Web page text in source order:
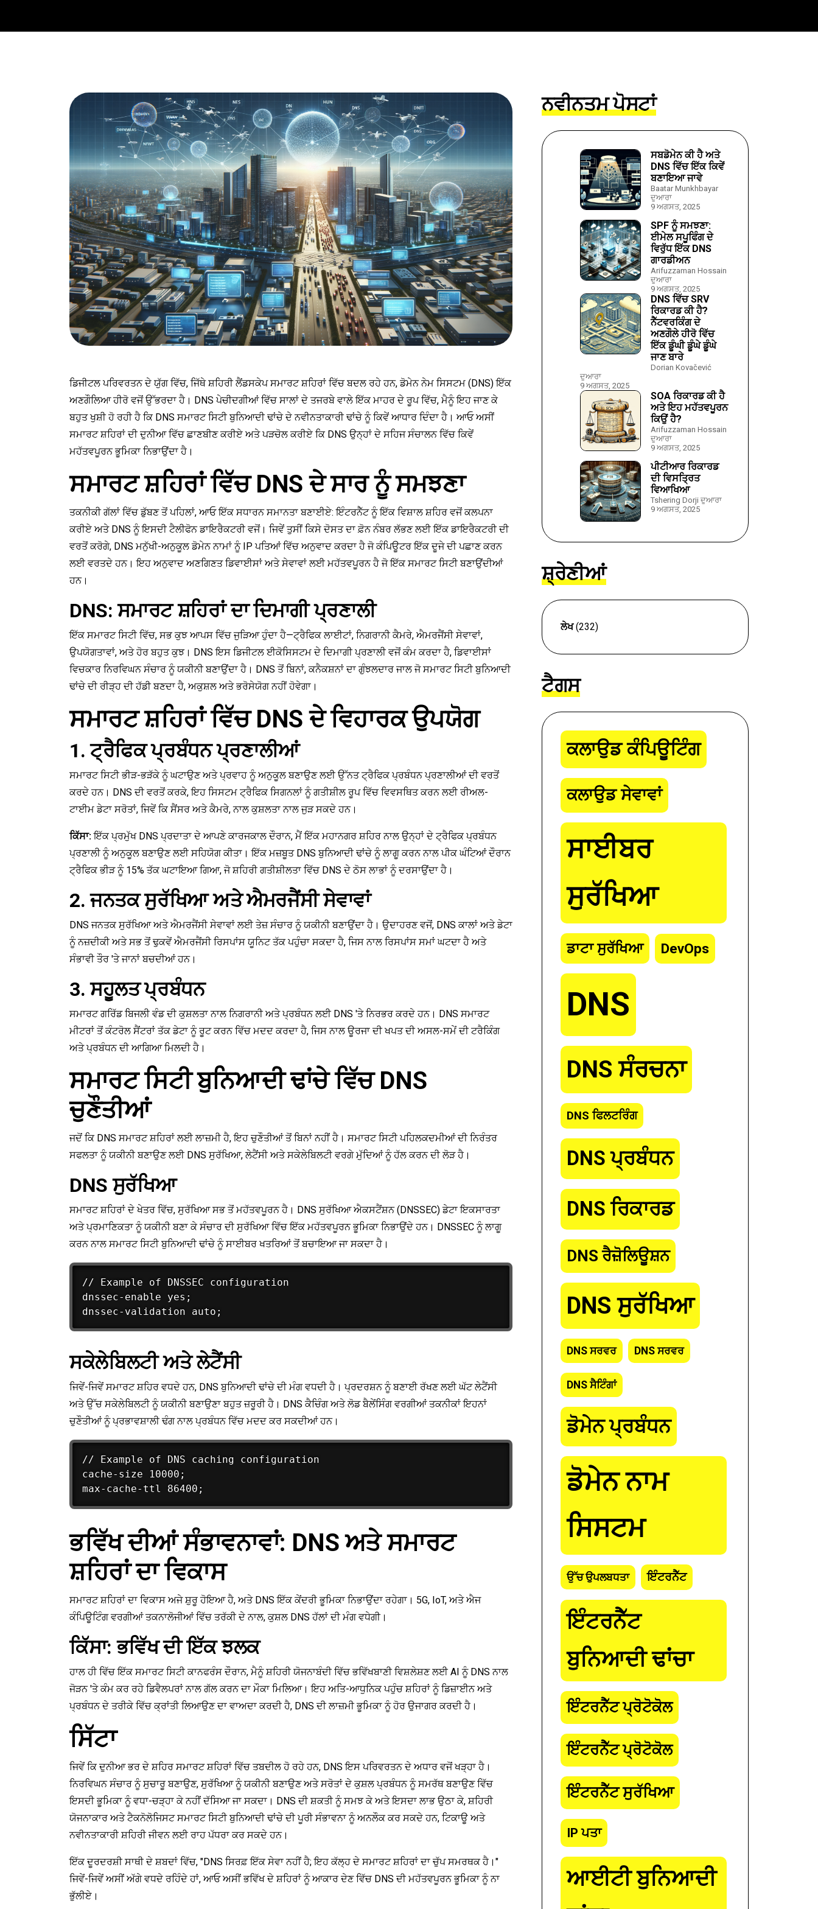
ਡਿਜੀਟਲ ਪਰਿਵਰਤਨ ਦੇ ਯੁੱਗ ਵਿੱਚ, ਜਿੱਥੇ ਸ਼ਹਿਰੀ ਲੈਂਡਸਕੇਪ ਸਮਾਰਟ ਸ਼ਹਿਰਾਂ ਵਿੱਚ ਬਦਲ ਰਹੇ ਹਨ, ਡੋਮੇਨ ਨੇਮ ਸਿਸਟਮ (DNS) ਇੱਕ
ਅਣਗੌਲਿਆ ਹੀਰੋ ਵਜੋਂ ਉੱਭਰਦਾ ਹੈ। DNS ਪੇਚੀਦਗੀਆਂ ਵਿੱਚ ਸਾਲਾਂ ਦੇ ਤਜਰਬੇ ਵਾਲੇ ਇੱਕ ਮਾਹਰ ਦੇ ਰੂਪ ਵਿੱਚ, ਮੈਨੂੰ ਇਹ ਜਾਣ ਕੇ
ਬਹੁਤ ਖੁਸ਼ੀ ਹੋ ਰਹੀ ਹੈ ਕਿ DNS ਸਮਾਰਟ ਸਿਟੀ ਬੁਨਿਆਦੀ ਢਾਂਚੇ ਦੇ ਨਵੀਨਤਾਕਾਰੀ ਢਾਂਚੇ ਨੂੰ ਕਿਵੇਂ ਆਧਾਰ ਦਿੰਦਾ ਹੈ। ਆਓ ਅਸੀਂ
ਸਮਾਰਟ ਸ਼ਹਿਰਾਂ ਦੀ ਦੁਨੀਆ ਵਿੱਚ ਛਾਣਬੀਣ ਕਰੀਏ ਅਤੇ ਪੜਚੋਲ ਕਰੀਏ ਕਿ DNS ਉਨ੍ਹਾਂ ਦੇ ਸਹਿਜ ਸੰਚਾਲਨ ਵਿੱਚ ਕਿਵੇਂ
ਮਹੱਤਵਪੂਰਨ ਭੂਮਿਕਾ ਨਿਭਾਉਂਦਾ ਹੈ।
ਸਮਾਰਟ ਸ਼ਹਿਰਾਂ ਵਿੱਚ DNS ਦੇ ਸਾਰ ਨੂੰ ਸਮਝਣਾ
ਤਕਨੀਕੀ ਗੱਲਾਂ ਵਿੱਚ ਡੁੱਬਣ ਤੋਂ ਪਹਿਲਾਂ, ਆਓ ਇੱਕ ਸਧਾਰਨ ਸਮਾਨਤਾ ਬਣਾਈਏ: ਇੰਟਰਨੈੱਟ ਨੂੰ ਇੱਕ ਵਿਸ਼ਾਲ ਸ਼ਹਿਰ ਵਜੋਂ ਕਲਪਨਾ
ਕਰੀਏ ਅਤੇ DNS ਨੂੰ ਇਸਦੀ ਟੈਲੀਫੋਨ ਡਾਇਰੈਕਟਰੀ ਵਜੋਂ। ਜਿਵੇਂ ਤੁਸੀਂ ਕਿਸੇ ਦੋਸਤ ਦਾ ਫ਼ੋਨ ਨੰਬਰ ਲੱਭਣ ਲਈ ਇੱਕ ਡਾਇਰੈਕਟਰੀ ਦੀ
ਵਰਤੋਂ ਕਰੋਗੇ, DNS ਮਨੁੱਖੀ-ਅਨੁਕੂਲ ਡੋਮੇਨ ਨਾਮਾਂ ਨੂੰ IP ਪਤਿਆਂ ਵਿੱਚ ਅਨੁਵਾਦ ਕਰਦਾ ਹੈ ਜੋ ਕੰਪਿਊਟਰ ਇੱਕ ਦੂਜੇ ਦੀ ਪਛਾਣ ਕਰਨ
ਲਈ ਵਰਤਦੇ ਹਨ। ਇਹ ਅਨੁਵਾਦ ਅਣਗਿਣਤ ਡਿਵਾਈਸਾਂ ਅਤੇ ਸੇਵਾਵਾਂ ਲਈ ਮਹੱਤਵਪੂਰਨ ਹੈ ਜੋ ਇੱਕ ਸਮਾਰਟ ਸਿਟੀ ਬਣਾਉਂਦੀਆਂ
ਹਨ।
DNS: ਸਮਾਰਟ ਸ਼ਹਿਰਾਂ ਦਾ ਦਿਮਾਗੀ ਪ੍ਰਣਾਲੀ
ਇੱਕ ਸਮਾਰਟ ਸਿਟੀ ਵਿੱਚ, ਸਭ ਕੁਝ ਆਪਸ ਵਿੱਚ ਜੁੜਿਆ ਹੁੰਦਾ ਹੈ—ਟ੍ਰੈਫਿਕ ਲਾਈਟਾਂ, ਨਿਗਰਾਨੀ ਕੈਮਰੇ, ਐਮਰਜੈਂਸੀ ਸੇਵਾਵਾਂ,
ਉਪਯੋਗਤਾਵਾਂ, ਅਤੇ ਹੋਰ ਬਹੁਤ ਕੁਝ। DNS ਇਸ ਡਿਜੀਟਲ ਈਕੋਸਿਸਟਮ ਦੇ ਦਿਮਾਗੀ ਪ੍ਰਣਾਲੀ ਵਜੋਂ ਕੰਮ ਕਰਦਾ ਹੈ, ਡਿਵਾਈਸਾਂ
ਵਿਚਕਾਰ ਨਿਰਵਿਘਨ ਸੰਚਾਰ ਨੂੰ ਯਕੀਨੀ ਬਣਾਉਂਦਾ ਹੈ। DNS ਤੋਂ ਬਿਨਾਂ, ਕਨੈਕਸ਼ਨਾਂ ਦਾ ਗੁੰਝਲਦਾਰ ਜਾਲ ਜੋ ਸਮਾਰਟ ਸਿਟੀ ਬੁਨਿਆਦੀ
ਢਾਂਚੇ ਦੀ ਰੀੜ੍ਹ ਦੀ ਹੱਡੀ ਬਣਦਾ ਹੈ, ਅਕੁਸ਼ਲ ਅਤੇ ਭਰੋਸੇਯੋਗ ਨਹੀਂ ਹੋਵੇਗਾ।
ਸਮਾਰਟ ਸ਼ਹਿਰਾਂ ਵਿੱਚ DNS ਦੇ ਵਿਹਾਰਕ ਉਪਯੋਗ
1. ਟ੍ਰੈਫਿਕ ਪ੍ਰਬੰਧਨ ਪ੍ਰਣਾਲੀਆਂ
ਸਮਾਰਟ ਸਿਟੀ ਭੀੜ-ਭੜੱਕੇ ਨੂੰ ਘਟਾਉਣ ਅਤੇ ਪ੍ਰਵਾਹ ਨੂੰ ਅਨੁਕੂਲ ਬਣਾਉਣ ਲਈ ਉੱਨਤ ਟ੍ਰੈਫਿਕ ਪ੍ਰਬੰਧਨ ਪ੍ਰਣਾਲੀਆਂ ਦੀ ਵਰਤੋਂ
ਕਰਦੇ ਹਨ। DNS ਦੀ ਵਰਤੋਂ ਕਰਕੇ, ਇਹ ਸਿਸਟਮ ਟ੍ਰੈਫਿਕ ਸਿਗਨਲਾਂ ਨੂੰ ਗਤੀਸ਼ੀਲ ਰੂਪ ਵਿੱਚ ਵਿਵਸਥਿਤ ਕਰਨ ਲਈ ਰੀਅਲ-
ਟਾਈਮ ਡੇਟਾ ਸਰੋਤਾਂ, ਜਿਵੇਂ ਕਿ ਸੈਂਸਰ ਅਤੇ ਕੈਮਰੇ, ਨਾਲ ਕੁਸ਼ਲਤਾ ਨਾਲ ਜੁੜ ਸਕਦੇ ਹਨ।
ਕਿੱਸਾ:ਇੱਕ ਪ੍ਰਮੁੱਖ DNS ਪ੍ਰਦਾਤਾ ਦੇ ਆਪਣੇ ਕਾਰਜਕਾਲ ਦੌਰਾਨ, ਮੈਂ ਇੱਕ ਮਹਾਨਗਰ ਸ਼ਹਿਰ ਨਾਲ ਉਨ੍ਹਾਂ ਦੇ ਟ੍ਰੈਫਿਕ ਪ੍ਰਬੰਧਨ
ਪ੍ਰਣਾਲੀ ਨੂੰ ਅਨੁਕੂਲ ਬਣਾਉਣ ਲਈ ਸਹਿਯੋਗ ਕੀਤਾ। ਇੱਕ ਮਜ਼ਬੂਤ DNS ਬੁਨਿਆਦੀ ਢਾਂਚੇ ਨੂੰ ਲਾਗੂ ਕਰਨ ਨਾਲ ਪੀਕ ਘੰਟਿਆਂ ਦੌਰਾਨ
ਟ੍ਰੈਫਿਕ ਭੀੜ ਨੂੰ 15% ਤੱਕ ਘਟਾਇਆ ਗਿਆ, ਜੋ ਸ਼ਹਿਰੀ ਗਤੀਸ਼ੀਲਤਾ ਵਿੱਚ DNS ਦੇ ਠੋਸ ਲਾਭਾਂ ਨੂੰ ਦਰਸਾਉਂਦਾ ਹੈ।
2. ਜਨਤਕ ਸੁਰੱਖਿਆ ਅਤੇ ਐਮਰਜੈਂਸੀ ਸੇਵਾਵਾਂ
DNS ਜਨਤਕ ਸੁਰੱਖਿਆ ਅਤੇ ਐਮਰਜੈਂਸੀ ਸੇਵਾਵਾਂ ਲਈ ਤੇਜ਼ ਸੰਚਾਰ ਨੂੰ ਯਕੀਨੀ ਬਣਾਉਂਦਾ ਹੈ। ਉਦਾਹਰਣ ਵਜੋਂ, DNS ਕਾਲਾਂ ਅਤੇ ਡੇਟਾ
ਨੂੰ ਨਜ਼ਦੀਕੀ ਅਤੇ ਸਭ ਤੋਂ ਢੁਕਵੇਂ ਐਮਰਜੈਂਸੀ ਰਿਸਪਾਂਸ ਯੂਨਿਟ ਤੱਕ ਪਹੁੰਚਾ ਸਕਦਾ ਹੈ, ਜਿਸ ਨਾਲ ਰਿਸਪਾਂਸ ਸਮਾਂ ਘਟਦਾ ਹੈ ਅਤੇ
ਸੰਭਾਵੀ ਤੌਰ 'ਤੇ ਜਾਨਾਂ ਬਚਦੀਆਂ ਹਨ।
3. ਸਹੂਲਤ ਪ੍ਰਬੰਧਨ
ਸਮਾਰਟ ਗਰਿੱਡ ਬਿਜਲੀ ਵੰਡ ਦੀ ਕੁਸ਼ਲਤਾ ਨਾਲ ਨਿਗਰਾਨੀ ਅਤੇ ਪ੍ਰਬੰਧਨ ਲਈ DNS 'ਤੇ ਨਿਰਭਰ ਕਰਦੇ ਹਨ। DNS ਸਮਾਰਟ
ਮੀਟਰਾਂ ਤੋਂ ਕੰਟਰੋਲ ਸੈਂਟਰਾਂ ਤੱਕ ਡੇਟਾ ਨੂੰ ਰੂਟ ਕਰਨ ਵਿੱਚ ਮਦਦ ਕਰਦਾ ਹੈ, ਜਿਸ ਨਾਲ ਊਰਜਾ ਦੀ ਖਪਤ ਦੀ ਅਸਲ-ਸਮੇਂ ਦੀ ਟਰੈਕਿੰਗ
ਅਤੇ ਪ੍ਰਬੰਧਨ ਦੀ ਆਗਿਆ ਮਿਲਦੀ ਹੈ।
ਸਮਾਰਟ ਸਿਟੀ ਬੁਨਿਆਦੀ ਢਾਂਚੇ ਵਿੱਚ DNS
ਚੁਣੌਤੀਆਂ
ਜਦੋਂ ਕਿ DNS ਸਮਾਰਟ ਸ਼ਹਿਰਾਂ ਲਈ ਲਾਜ਼ਮੀ ਹੈ, ਇਹ ਚੁਣੌਤੀਆਂ ਤੋਂ ਬਿਨਾਂ ਨਹੀਂ ਹੈ। ਸਮਾਰਟ ਸਿਟੀ ਪਹਿਲਕਦਮੀਆਂ ਦੀ ਨਿਰੰਤਰ
ਸਫਲਤਾ ਨੂੰ ਯਕੀਨੀ ਬਣਾਉਣ ਲਈ DNS ਸੁਰੱਖਿਆ, ਲੇਟੈਂਸੀ ਅਤੇ ਸਕੇਲੇਬਿਲਟੀ ਵਰਗੇ ਮੁੱਦਿਆਂ ਨੂੰ ਹੱਲ ਕਰਨ ਦੀ ਲੋੜ ਹੈ।
DNS ਸੁਰੱਖਿਆ
ਸਮਾਰਟ ਸ਼ਹਿਰਾਂ ਦੇ ਖੇਤਰ ਵਿੱਚ, ਸੁਰੱਖਿਆ ਸਭ ਤੋਂ ਮਹੱਤਵਪੂਰਨ ਹੈ। DNS ਸੁਰੱਖਿਆ ਐਕਸਟੈਂਸ਼ਨ (DNSSEC) ਡੇਟਾ ਇਕਸਾਰਤਾ
ਅਤੇ ਪ੍ਰਮਾਣਿਕਤਾ ਨੂੰ ਯਕੀਨੀ ਬਣਾ ਕੇ ਸੰਚਾਰ ਦੀ ਸੁਰੱਖਿਆ ਵਿੱਚ ਇੱਕ ਮਹੱਤਵਪੂਰਨ ਭੂਮਿਕਾ ਨਿਭਾਉਂਦੇ ਹਨ। DNSSEC ਨੂੰ ਲਾਗੂ
ਕਰਨ ਨਾਲ ਸਮਾਰਟ ਸਿਟੀ ਬੁਨਿਆਦੀ ਢਾਂਚੇ ਨੂੰ ਸਾਈਬਰ ਖਤਰਿਆਂ ਤੋਂ ਬਚਾਇਆ ਜਾ ਸਕਦਾ ਹੈ।
// Example of DNSSEC configuration
dnssec-enable yes;
ਸਕੇਲੇਬਿਲਟੀ ਅਤੇ ਲੇਟੈਂਸੀ
ਜਿਵੇਂ-ਜਿਵੇਂ ਸਮਾਰਟ ਸ਼ਹਿਰ ਵਧਦੇ ਹਨ, DNS ਬੁਨਿਆਦੀ ਢਾਂਚੇ ਦੀ ਮੰਗ ਵਧਦੀ ਹੈ। ਪ੍ਰਦਰਸ਼ਨ ਨੂੰ ਬਣਾਈ ਰੱਖਣ ਲਈ ਘੱਟ ਲੇਟੈਂਸੀ
ਅਤੇ ਉੱਚ ਸਕੇਲੇਬਿਲਟੀ ਨੂੰ ਯਕੀਨੀ ਬਣਾਉਣਾ ਬਹੁਤ ਜ਼ਰੂਰੀ ਹੈ। DNS ਕੈਚਿੰਗ ਅਤੇ ਲੋਡ ਬੈਲੇਂਸਿੰਗ ਵਰਗੀਆਂ ਤਕਨੀਕਾਂ ਇਹਨਾਂ
ਚੁਣੌਤੀਆਂ ਨੂੰ ਪ੍ਰਭਾਵਸ਼ਾਲੀ ਢੰਗ ਨਾਲ ਪ੍ਰਬੰਧਨ ਵਿੱਚ ਮਦਦ ਕਰ ਸਕਦੀਆਂ ਹਨ।
// Example of DNS caching configuration
cache-size 10000;
ਭਵਿੱਖ ਦੀਆਂ ਸੰਭਾਵਨਾਵਾਂ: DNS ਅਤੇ ਸਮਾਰਟ
ਸ਼ਹਿਰਾਂ ਦਾ ਵਿਕਾਸ
ਸਮਾਰਟ ਸ਼ਹਿਰਾਂ ਦਾ ਵਿਕਾਸ ਅਜੇ ਸ਼ੁਰੂ ਹੋਇਆ ਹੈ, ਅਤੇ DNS ਇੱਕ ਕੇਂਦਰੀ ਭੂਮਿਕਾ ਨਿਭਾਉਂਦਾ ਰਹੇਗਾ। 5G, IoT, ਅਤੇ ਐਜ
ਕੰਪਿਊਟਿੰਗ ਵਰਗੀਆਂ ਤਕਨਾਲੋਜੀਆਂ ਵਿੱਚ ਤਰੱਕੀ ਦੇ ਨਾਲ, ਕੁਸ਼ਲ DNS ਹੱਲਾਂ ਦੀ ਮੰਗ ਵਧੇਗੀ।
ਕਿੱਸਾ: ਭਵਿੱਖ ਦੀ ਇੱਕ ਝਲਕ
ਹਾਲ ਹੀ ਵਿੱਚ ਇੱਕ ਸਮਾਰਟ ਸਿਟੀ ਕਾਨਫਰੰਸ ਦੌਰਾਨ, ਮੈਨੂੰ ਸ਼ਹਿਰੀ ਯੋਜਨਾਬੰਦੀ ਵਿੱਚ ਭਵਿੱਖਬਾਣੀ ਵਿਸ਼ਲੇਸ਼ਣ ਲਈ AI ਨੂੰ DNS ਨਾਲ
ਜੋੜਨ 'ਤੇ ਕੰਮ ਕਰ ਰਹੇ ਡਿਵੈਲਪਰਾਂ ਨਾਲ ਗੱਲ ਕਰਨ ਦਾ ਮੌਕਾ ਮਿਲਿਆ। ਇਹ ਅਤਿ-ਆਧੁਨਿਕ ਪਹੁੰਚ ਸ਼ਹਿਰਾਂ ਨੂੰ ਡਿਜ਼ਾਈਨ ਅਤੇ
ਪ੍ਰਬੰਧਨ ਦੇ ਤਰੀਕੇ ਵਿੱਚ ਕ੍ਰਾਂਤੀ ਲਿਆਉਣ ਦਾ ਵਾਅਦਾ ਕਰਦੀ ਹੈ, DNS ਦੀ ਲਾਜ਼ਮੀ ਭੂਮਿਕਾ ਨੂੰ ਹੋਰ ਉਜਾਗਰ ਕਰਦੀ ਹੈ।
ਸਿੱਟਾ
ਜਿਵੇਂ ਕਿ ਦੁਨੀਆ ਭਰ ਦੇ ਸ਼ਹਿਰ ਸਮਾਰਟ ਸ਼ਹਿਰਾਂ ਵਿੱਚ ਤਬਦੀਲ ਹੋ ਰਹੇ ਹਨ, DNS ਇਸ ਪਰਿਵਰਤਨ ਦੇ ਅਧਾਰ ਵਜੋਂ ਖੜ੍ਹਾ ਹੈ।
ਨਿਰਵਿਘਨ ਸੰਚਾਰ ਨੂੰ ਸੁਚਾਰੂ ਬਣਾਉਣ, ਸੁਰੱਖਿਆ ਨੂੰ ਯਕੀਨੀ ਬਣਾਉਣ ਅਤੇ ਸਰੋਤਾਂ ਦੇ ਕੁਸ਼ਲ ਪ੍ਰਬੰਧਨ ਨੂੰ ਸਮਰੱਥ ਬਣਾਉਣ ਵਿੱਚ
ਇਸਦੀ ਭੂਮਿਕਾ ਨੂੰ ਵਧਾ-ਚੜ੍ਹਾ ਕੇ ਨਹੀਂ ਦੱਸਿਆ ਜਾ ਸਕਦਾ। DNS ਦੀ ਸ਼ਕਤੀ ਨੂੰ ਸਮਝ ਕੇ ਅਤੇ ਇਸਦਾ ਲਾਭ ਉਠਾ ਕੇ, ਸ਼ਹਿਰੀ
ਯੋਜਨਾਕਾਰ ਅਤੇ ਟੈਕਨੋਲੋਜਿਸਟ ਸਮਾਰਟ ਸਿਟੀ ਬੁਨਿਆਦੀ ਢਾਂਚੇ ਦੀ ਪੂਰੀ ਸੰਭਾਵਨਾ ਨੂੰ ਅਨਲੌਕ ਕਰ ਸਕਦੇ ਹਨ, ਟਿਕਾਊ ਅਤੇ
ਨਵੀਨਤਾਕਾਰੀ ਸ਼ਹਿਰੀ ਜੀਵਨ ਲਈ ਰਾਹ ਪੱਧਰਾ ਕਰ ਸਕਦੇ ਹਨ।
ਇੱਕ ਦੂਰਦਰਸ਼ੀ ਸਾਥੀ ਦੇ ਸ਼ਬਦਾਂ ਵਿੱਚ, "DNS ਸਿਰਫ਼ ਇੱਕ ਸੇਵਾ ਨਹੀਂ ਹੈ; ਇਹ ਕੱਲ੍ਹ ਦੇ ਸਮਾਰਟ ਸ਼ਹਿਰਾਂ ਦਾ ਚੁੱਪ ਸਮਰਥਕ ਹੈ।"
ਜਿਵੇਂ-ਜਿਵੇਂ ਅਸੀਂ ਅੱਗੇ ਵਧਦੇ ਰਹਿੰਦੇ ਹਾਂ, ਆਓ ਅਸੀਂ ਭਵਿੱਖ ਦੇ ਸ਼ਹਿਰਾਂ ਨੂੰ ਆਕਾਰ ਦੇਣ ਵਿੱਚ DNS ਦੀ ਮਹੱਤਵਪੂਰਨ ਭੂਮਿਕਾ ਨੂੰ ਨਾ
ਭੁੱਲੀਏ।
ਨਵੀਨਤਮ ਪੋਸਟਾਂ
ਸਬਡੋਮੇਨ ਕੀ ਹੈ ਅਤੇ
DNS ਵਿੱਚ ਇੱਕ ਕਿਵੇਂ
ਬਣਾਇਆ ਜਾਵੇ
Baatar Munkhbayar
ਦੁਆਰਾ
9 ਅਗਸਤ, 2025
SPF ਨੂੰ ਸਮਝਣਾ:
ਈਮੇਲ ਸਪੂਫਿੰਗ ਦੇ
ਵਿਰੁੱਧ ਇੱਕ DNS
ਗਾਰਡੀਅਨ
Arifuzzaman Hossain
ਦੁਆਰਾ
9 ਅਗਸਤ, 2025
DNS ਵਿੱਚ SRV
ਰਿਕਾਰਡ ਕੀ ਹੈ?
ਨੈੱਟਵਰਕਿੰਗ ਦੇ
ਅਣਗੌਲੇ ਹੀਰੋ ਵਿੱਚ
ਇੱਕ ਡੂੰਘੀ ਡੂੰਘੇ ਡੂੰਘੇ
ਜਾਣ ਬਾਰੇ
Dorian Kovačević
ਦੁਆਰਾ
9 ਅਗਸਤ, 2025
SOA ਰਿਕਾਰਡ ਕੀ ਹੈ
ਅਤੇ ਇਹ ਮਹੱਤਵਪੂਰਨ
ਕਿਉਂ ਹੈ?
Arifuzzaman Hossain
ਦੁਆਰਾ
9 ਅਗਸਤ, 2025
ਪੀਟੀਆਰ ਰਿਕਾਰਡ
ਦੀ ਵਿਸਤ੍ਰਿਤ
ਵਿਆਖਿਆ
Tshering Dorji ਦੁਆਰਾ
9 ਅਗਸਤ, 2025
ਸ਼੍ਰੇਣੀਆਂ
ਲੇਖ(232)
ਟੈਗਸ
ਕਲਾਉਡ ਕੰਪਿਊਟਿੰਗ
ਕਲਾਉਡ ਸੇਵਾਵਾਂ
ਸਾਈਬਰ
ਸੁਰੱਖਿਆ
ਡਾਟਾ ਸੁਰੱਖਿਆ DevOps
DNS
DNS ਸੰਰਚਨਾ
DNS ਫਿਲਟਰਿੰਗ
DNS ਪ੍ਰਬੰਧਨ
DNS ਰਿਕਾਰਡ
DNS ਰੈਜ਼ੋਲਿਊਸ਼ਨ
DNS ਸੁਰੱਖਿਆ
DNS ਸਰਵਰ DNS ਸਰਵਰ
DNS ਸੈਟਿੰਗਾਂ
ਡੋਮੇਨ ਪ੍ਰਬੰਧਨ
ਡੋਮੇਨ ਨਾਮ
ਸਿਸਟਮ
ਉੱਚ ਉਪਲਬਧਤਾ ਇੰਟਰਨੈੱਟ
ਇੰਟਰਨੈੱਟ
ਬੁਨਿਆਦੀ ਢਾਂਚਾ
ਇੰਟਰਨੈੱਟ ਪ੍ਰੋਟੋਕੋਲ
ਇੰਟਰਨੈੱਟ ਪ੍ਰੋਟੋਕੋਲ
ਇੰਟਰਨੈੱਟ ਸੁਰੱਖਿਆ
IP ਪਤਾ
ਆਈਟੀ ਬੁਨਿਆਦੀ